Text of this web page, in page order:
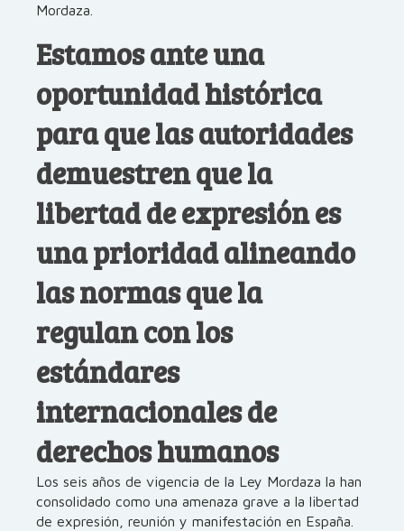
Mordaza.
Estamos ante una
oportunidad histórica
para que las autoridades
demuestren que la
libertad de expresión es
una prioridad alineando
las normas que la
regulan con los
estándares
internacionales de
derechos humanos
Los seis años de vigencia de la Ley Mordaza la han
consolidado como una amenaza grave a la libertad
de expresión, reunión y manifestación en España.